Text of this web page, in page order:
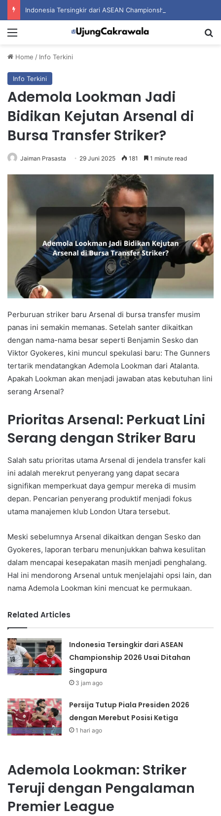
Home / Info Terkini
Info Terkini
Ademola Lookman Jadi
Bidikan Kejutan Arsenal di
Bursa Transfer Striker?
Jaiman Prasasta 29 Juni 2025 181 1 minute read
Perburuan striker baru Arsenal di bursa transfer musim
panas ini semakin memanas. Setelah santer dikaitkan
dengan nama-nama besar seperti Benjamin Sesko dan
Viktor Gyokeres, kini muncul spekulasi baru: The Gunners
tertarik mendatangkan Ademola Lookman dari Atalanta.
Apakah Lookman akan menjadi jawaban atas kebutuhan lini
serang Arsenal?
Prioritas Arsenal: Perkuat Lini
Serang dengan Striker Baru
Salah satu prioritas utama Arsenal di jendela transfer kali
ini adalah merekrut penyerang yang dapat secara
signifikan memperkuat daya gempur mereka di musim
depan. Pencarian penyerang produktif menjadi fokus
utama manajemen klub London Utara tersebut.
Meski sebelumnya Arsenal dikaitkan dengan Sesko dan
Gyokeres, laporan terbaru menunjukkan bahwa kesulitan
dalam mencapai kesepakatan masih menjadi penghalang.
Hal ini mendorong Arsenal untuk menjelajahi opsi lain, dan
nama Ademola Lookman kini mencuat ke permukaan.
Related Articles
Indonesia Tersingkir dari ASEAN
Championship 2026 Usai Ditahan
Singapura
3 jam ago
Persija Tutup Piala Presiden 2026
dengan Merebut Posisi Ketiga
1 hari ago
Ademola Lookman: Striker
Teruji dengan Pengalaman
Premier League